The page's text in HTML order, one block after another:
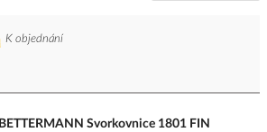
K objednání
Svorkovnice 1801 FIN